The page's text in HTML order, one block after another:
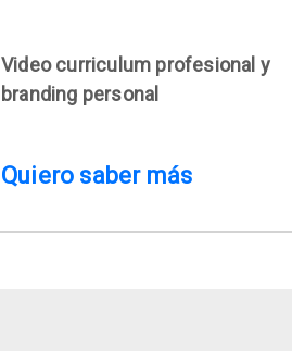
Video curriculum profesional y
branding personal
Quiero saber más